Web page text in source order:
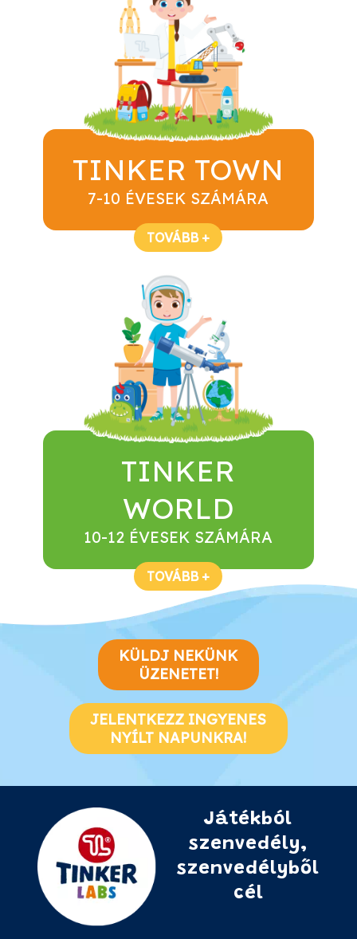
TINKER TOWN
7-10 ÉVESEK SZÁMÁRA
TOVÁBB +
TINKER
WORLD
10-12 ÉVESEK SZÁMÁRA
TOVÁBB +
KÜLDJ NEKÜNK
ÜZENETET!
JELENTKEZZ INGYENES
NYÍLT NAPUNKRA!
Játékból
szenvedély,
szenvedélyből
cél